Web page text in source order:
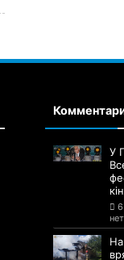
У
нет